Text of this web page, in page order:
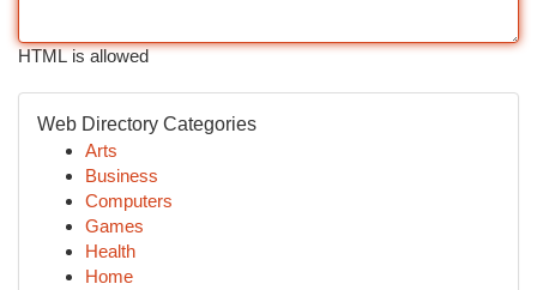
HTML is allowed
Web Directory Categories
Arts
Business
Computers
Games
Health
Home